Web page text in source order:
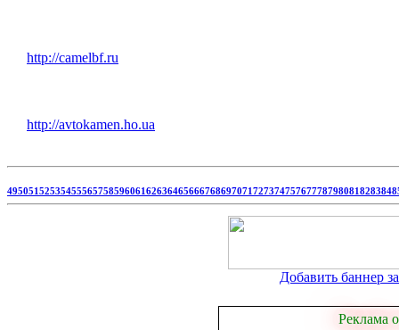
http://camelbf.ru
http://avtokamen.ho.ua
495051525354555657585960616263646566676869707172737475767778798081828384
Добавить баннер
Реклама